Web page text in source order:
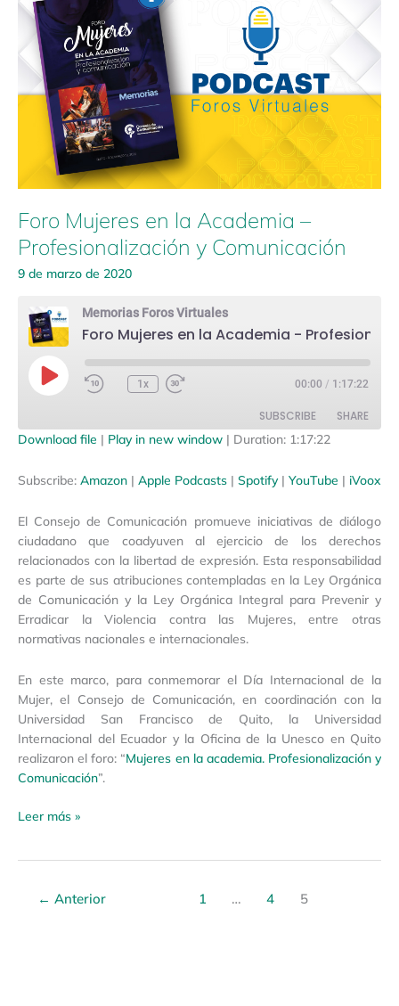
Foro Mujeres en la Academia –
Profesionalización y Comunicación
9 de marzo de 2020
Memorias Foros Virtuales
Episode
1x 00:00 / 1:17:22
SUBSCRIBE SHARE
iVoox
RSS FEED
EMBED
Download file | Play in new window | Duration: 1:17:22
Subscribe: Amazon | Apple Podcasts | Spotify| YouTube | iVoox
El Consejo de Comunicación promueve iniciativas de diálogo
ciudadano que coadyuven al ejercicio de los derechos
relacionados con la libertad de expresión. Esta responsabilidad
es parte de sus atribuciones contempladas en la Ley Orgánica
de Comunicación y la Ley Orgánica Integral para Prevenir y
Erradicar la Violencia contra las Mujeres, entre otras
normativas nacionales e internacionales.
En este marco, para conmemorar el Día Internacional de la
Mujer, el Consejo de Comunicación, en coordinación con la
Universidad San Francisco de Quito, la Universidad
Internacional del Ecuador y la Oficina de la Unesco en Quito
realizaron el foro: “Mujeres en la academia. Profesionalización y
Comunicación”.
Academia
Profesionalización
Comunicación
Leer más »
← Anterior 1 … 4 5